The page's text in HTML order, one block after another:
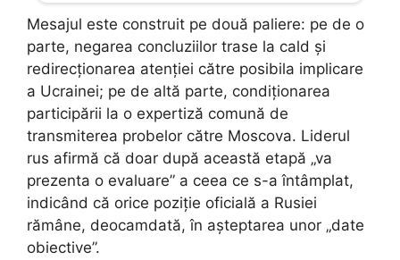
Mesajul este construit pe două paliere: pe de o
parte, negarea concluziilor trase la cald și
redirecționarea atenției către posibila implicare
a Ucrainei; pe de altă parte, condiționarea
participării la o expertiză comună de
transmiterea probelor către Moscova. Liderul
rus afirmă că doar după această etapă „va
prezenta o evaluare” a ceea ce s-a întâmplat,
indicând că orice poziție oficială a Rusiei
rămâne, deocamdată, în așteptarea unor „date
obiective”.